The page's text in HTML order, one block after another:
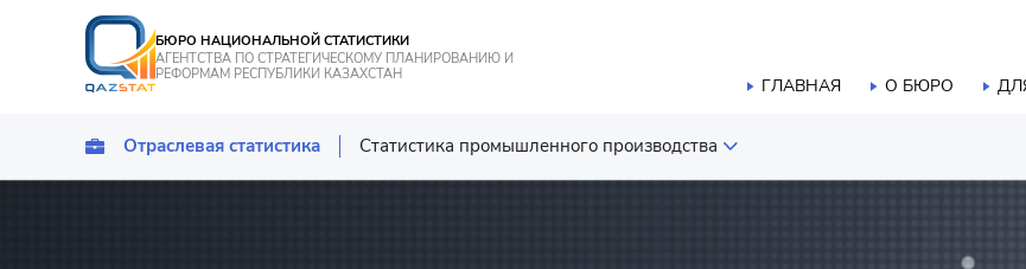
БЮРО НАЦИОНАЛЬНОЙ СТАТИСТИКИ
АГЕНТСТВА ПО СТРАТЕГИЧЕСКОМУ ПЛАНИРОВАНИЮ И
РЕФОРМАМ РЕСПУБЛИКИ КАЗАХСТАН
ГЛАВНАЯ О БЮРО
Отраслевая статистика Статистика промышленного производства